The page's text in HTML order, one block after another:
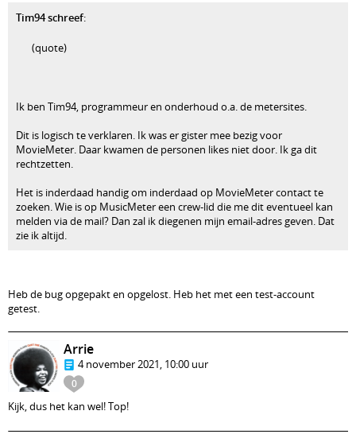
Tim94 schreef:
(quote)
Ik ben Tim94, programmeur en onderhoud o.a. de metersites.
Dit is logisch te verklaren. Ik was er gister mee bezig voor
MovieMeter. Daar kwamen de personen likes niet door. Ik ga dit
rechtzetten.
Het is inderdaad handig om inderdaad op MovieMeter contact te
zoeken. Wie is op MusicMeter een crew-lid die me dit eventueel kan
melden via de mail? Dan zal ik diegenen mijn email-adres geven. Dat
zie ik altijd.
Heb de bug opgepakt en opgelost. Heb het met een test-account
getest.
0
Arrie
4 november 2021, 10:00 uur
Kijk, dus het kan wel! Top!